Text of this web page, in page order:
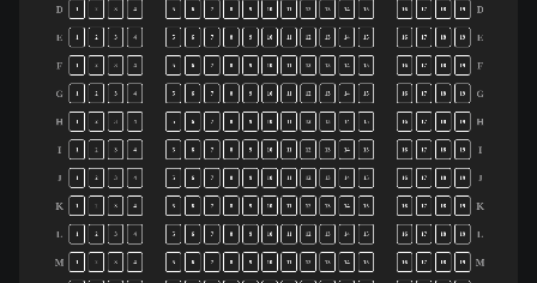
D
E
F
G
H
I
J
K
L
M
D
E
F
G
H
I
J
K
L
M
1 2 3 4 5 6 7 8 9 10 11 12 13 14 15 16 17 18 19
2 3 4 5 6 7 8 9 10 12 13 14 15 16 17 18 19
1 2 3 4 5 6 7 8 9 10 11 12 13 14 15 16 17 18 19
2 3 4 5 6 7 8 9 10 12 13 14 15 16 17 18 19
1 2 3 4 5 6 7 8 9 10 11 12 13 14 15 16 17 18 19
1 2 3 5 6 7 9 10 11 12 13 14 15 16 17 18 19
1 2 3 4 5 6 7 8 9 10 11 12 13 14 15 16 17 18 19
1 2 3 4 5 6 7 8 9 10 11 12 13 14 15 16 17 18 19
1 2 3 4 5 6 7 8 9 10 11 12 13 14 15 16 17 18 19
1 2 3 4 5 6 7 8 9 10 11 12 13 14 15 16 17 18 19